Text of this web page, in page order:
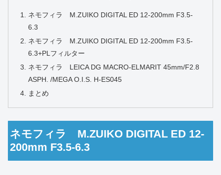
ネモフィラ M.ZUIKO DIGITAL ED 12-200mm F3.5-
6.3
ネモフィラ M.ZUIKO DIGITAL ED 12-200mm F3.5-
6.3+PLフィルター
ネモフィラ LEICA DG MACRO-ELMARIT 45mm/F2.8
ASPH. /MEGA O.I.S. H-ES045
まとめ
ネモフィラ M.ZUIKO DIGITAL ED 12-
200mm F3.5-6.3